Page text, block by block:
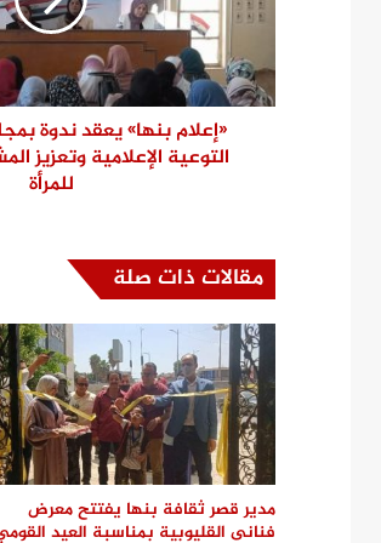
«إعلام بنها» يعقد ندوة
التوعية الإعلامية وتعزيز
للمرأة
مقالات ذات صلة
مدير قصر ثقافة بنها يفتتح معرض
فنانى القليوبية بمناسبة العيد